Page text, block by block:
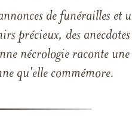
de funérailles et
précieux, des
nécrologie raconte
qu'elle commémore.